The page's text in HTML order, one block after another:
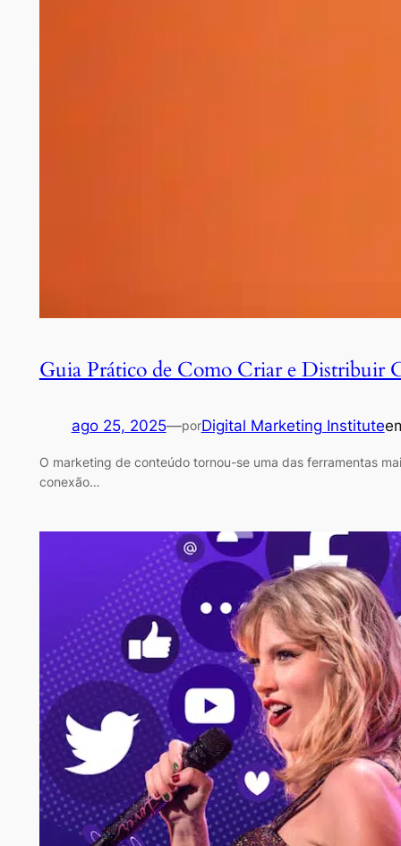
Guia Prático de Como Criar e Distribuir
ago 25, 2025—porDigital Marketing Institute
O marketing de conteúdo tornou-se uma das ferramentas
conexão…